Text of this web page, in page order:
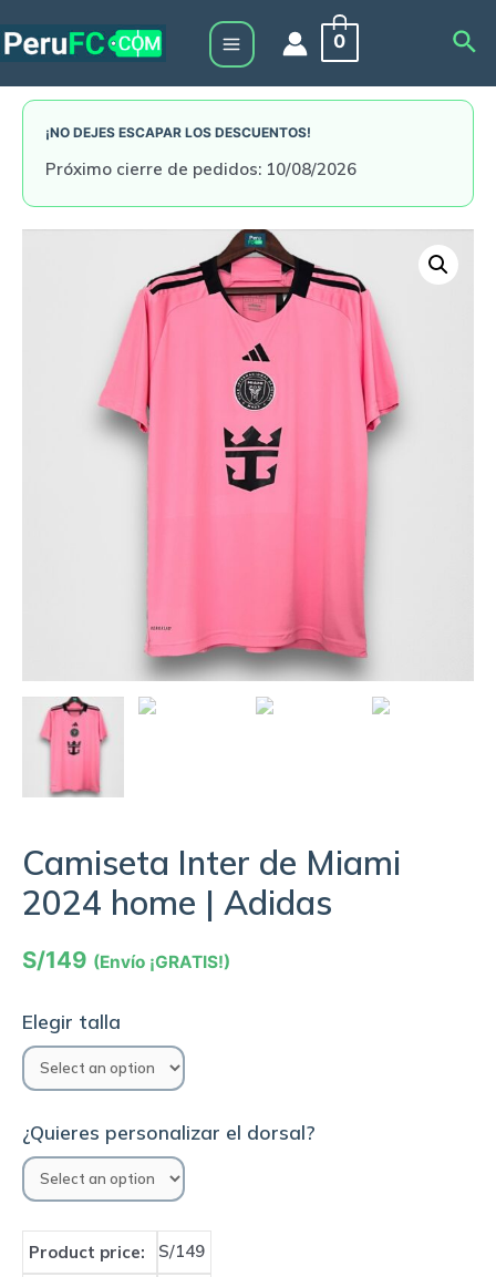
to
Main
Menu
0
¡NO DEJES ESCAPAR LOS DESCUENTOS!
Próximo cierre de pedidos: 10/08/2026
Camiseta Inter de Miami
2024 home | Adidas
S/149 (Envío ¡GRATIS!)
Elegir talla
¿Quieres personalizar el dorsal?
Product price: S/149